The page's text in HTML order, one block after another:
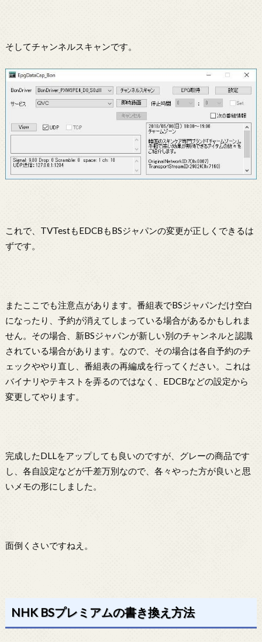
そしてチャンネルスキャンです。
これで、TVTestもEDCBもBSジャパンの変更が正しくできるは
ずです。
またここでも注意点があります。番組表でBSジャパンだけ空白
になったり、予約が消えてしまっている場合があるかもしれま
せん。その場合、新BSジャパンが新しい別のチャンネルと認識
されている場合があります。なので、その場合は各自予約のチ
ェックややり直し、番組表の再編成を行ってください。これは
バイナリやテキストを弄るのではなく、EDCBなどの設定から
変更してやります。
完成したDLLをアップしても良いのですが、グレーの商品です
し、各自設定などが千差万別なので、各々やった方が良いと思
いメモの形にしました。
面倒くさいですねえ。
NHK BSプレミアムの書き換え方法